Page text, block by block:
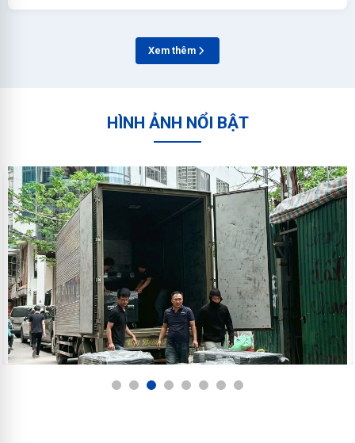
Xem thêm
HÌNH ẢNH NỔI BẬT
1 2 3 4 5 6 7 8